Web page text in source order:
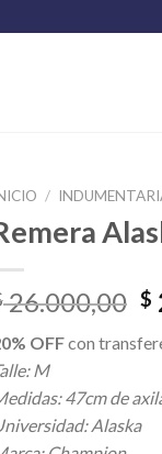
/
26.000,00 El
$
$
OFFcon
M
47cm de
Alaska